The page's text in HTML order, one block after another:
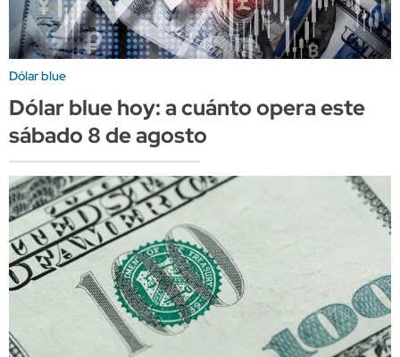
Dólar blue
Dólar blue hoy: a cuánto opera este
sábado 8 de agosto